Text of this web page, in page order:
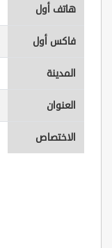
هاتف أول
فاكس أول
المدينة
العنوان
الاختصاص